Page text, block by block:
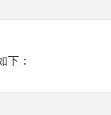
下：